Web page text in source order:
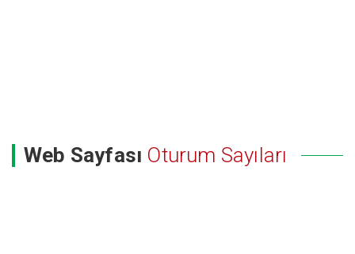
Web Sayfası Oturum Sayıları